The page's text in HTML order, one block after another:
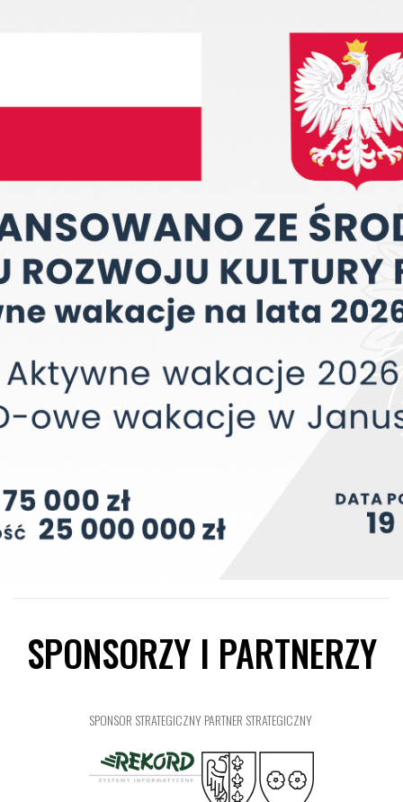
SPONSORZY I PARTNERZY
SPONSOR STRATEGICZNYPARTNER STRATEGICZNY